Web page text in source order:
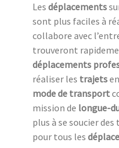
Les déplacements
sont plus faciles à
collabore avec
trouveront
déplacements
réaliser les trajets
mode de transport
mission de longue-
plus à se soucier
pour tous les